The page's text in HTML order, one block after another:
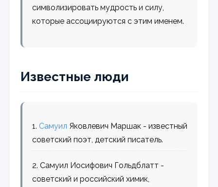
символизировать мудрость и силу,
которые ассоциируются с этим именем.
Известные люди
1. Самуил Яковлевич Маршак - известный
советский поэт, детский писатель.
2. Самуил Иосифович Гольдблатт -
советский и российский химик,